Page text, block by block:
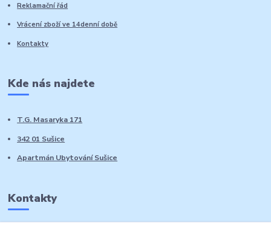
Reklamační řád
Vrácení zboží ve 14denní době
Kontakty
Kde nás najdete
T.G. Masaryka 171
342 01 Sušice
Apartmán Ubytování Sušice
Kontakty